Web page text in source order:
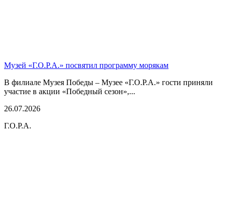
Музей «Г.О.Р.А.» посвятил программу морякам
В филиале Музея Победы – Музее «Г.О.Р.А.» гости приняли
участие в акции «Победный сезон»,...
26.07.2026
Г.О.Р.А.